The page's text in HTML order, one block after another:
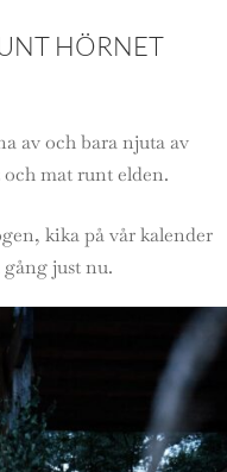
HÖRNET
av och bara njuta av
och mat runt elden.
kika på vår kalender
gång just nu.